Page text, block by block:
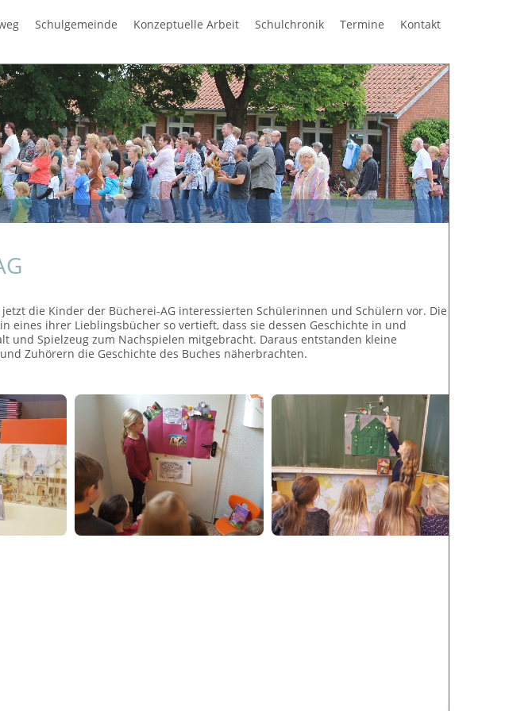
Kontakt
Termine
Schulchronik
Konzeptuelle Arbeit
Schulgemeinde
die Kinder der Bücherei-AG interessierten Schülerinnen und Schülern vor. Die 9
eines ihrer Lieblingsbücher so vertieft, dass sie dessen Geschichte in und
und Spielzeug zum Nachspielen mitgebracht. Daraus entstanden kleine
Zuhörern die Geschichte des Buches näherbrachten.